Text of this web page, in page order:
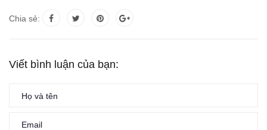
Chia sẻ:
Viết bình luận của bạn: